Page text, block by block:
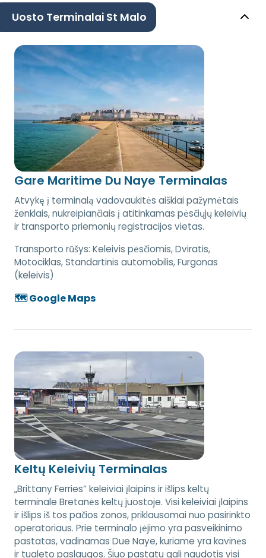
Uosto Terminalai St Malo
Gare Maritime Du Naye Terminalas
Atvykę į terminalą vadovaukitės aiškiai pažymėtais
ženklais, nukreipiančiais į atitinkamas pėsčiųjų keleivių
ir transporto priemonių registracijos vietas.
Transporto rūšys: Keleivis pėsčiomis, Dviratis,
Motociklas, Standartinis automobilis, Furgonas
(keleivis)
🗺️ Google Maps
Keltų Keleivių Terminalas
„Brittany Ferries“ keleiviai įlaipins ir išlips keltų
terminale Bretanės keltų juostoje. Visi keleiviai įlaipins
ir išlips iš tos pačios zonos, priklausomai nuo pasirinkto
operatoriaus. Prie terminalo įėjimo yra pasveikinimo
pastatas, vadinamas Due Naye, kuriame yra kavinės
ir tualeto paslaugos. Šiuo pastatu gali naudotis visi